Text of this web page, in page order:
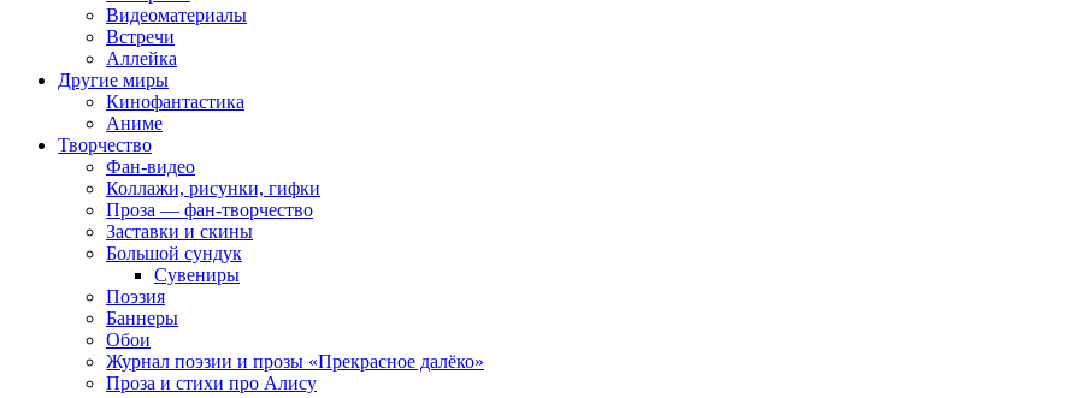
Видеоматериалы
Встречи
Аллейка
Другие миры
Кинофантастика
Аниме
Творчество
Фан-видео
Коллажи, рисунки, гифки
Проза — фан-творчество
Заставки и скины
Большой сундук
Сувениры
Поэзия
Баннеры
Обои
Журнал поэзии и прозы «Прекрасное далёко»
Проза и стихи про Алису